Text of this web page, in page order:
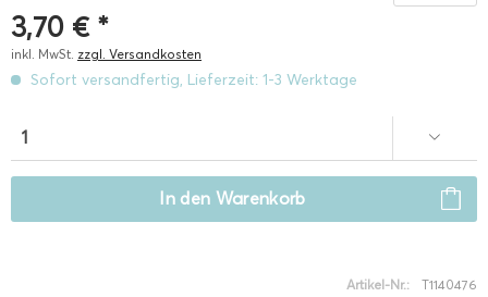
3,70 € *
inkl. MwSt. zzgl. Versandkosten
Sofort versandfertig, Lieferzeit: 1-3 Werktage
In den Warenkorb
Artikel-Nr.:
T1140476